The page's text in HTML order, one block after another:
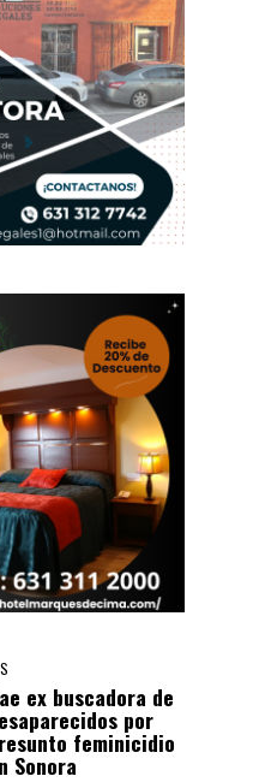
ex buscadora de
por
feminicidio
Sonora